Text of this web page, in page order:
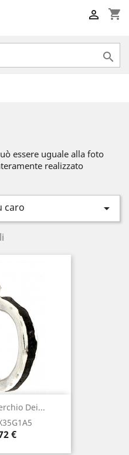
shopping_cart


essere uguale alla foto
realizzato
caro 
Dei...
€